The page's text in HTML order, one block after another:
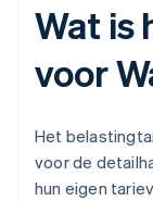
Wat is
voor
Het
voor de
hun eigen